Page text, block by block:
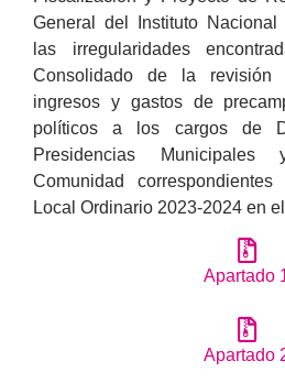
General del Instituto
las irregularidades
Consolidado de la
ingresos y gastos de
políticos a los cargos de
Presidencias
Comunidad
Local Ordinario 2023-2024 en
Apartado
Apartado